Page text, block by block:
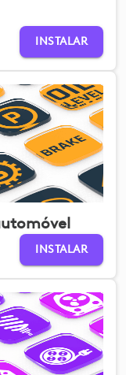
INSTALAR
INSTALAR